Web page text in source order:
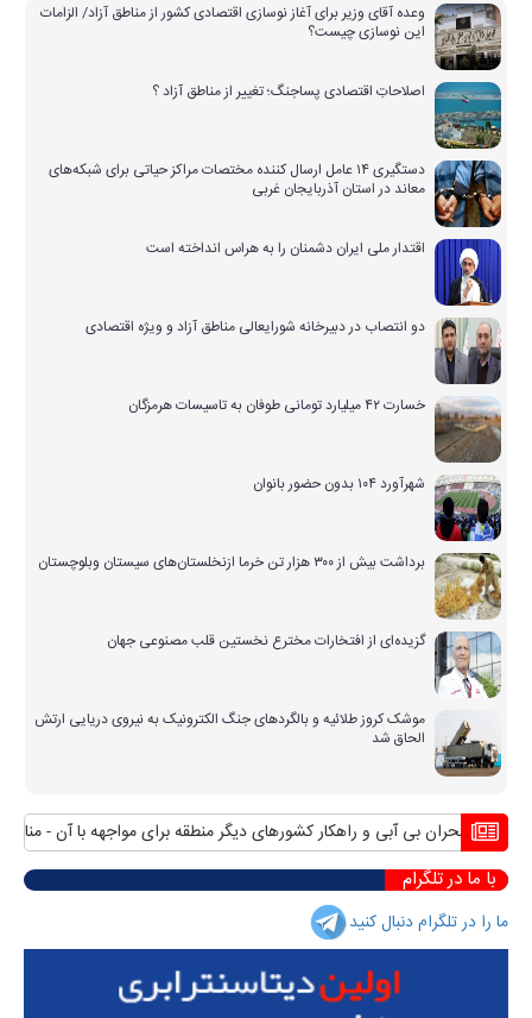
وعده آقای وزیر برای آغاز نوسازی اقتصادی کشور از مناطق آزاد/ الزامات
این نوسازی چیست؟
اصلاحاتِ اقتصادی پساجنگ؛ تغییر از مناطق آزاد ؟
دستگیری ۱۴ عامل ارسال کننده مختصات مراکز حیاتی برای شبکه‌های
معاند در استان آذربایجان غربی
اقتدار ملی ایران دشمنان را به هراس انداخته است
دو انتصاب در دبیرخانه شورایعالی مناطق آزاد و ویژه اقتصادی
خسارت ۴۲ میلیارد تومانی طوفان به تاسیسات هرمزگان
شهرآورد ۱۰۴ بدون حضور بانوان
برداشت بیش از ۳۰۰ هزار تن خرما ازنخلستان‌های سیستان وبلوچستان
گزیده‌ای از افتخارات مخترع نخستین قلب مصنوعی جهان
موشک کروز طلائیه و بالگردهای جنگ الکترونیک به نیروی دریایی ارتش
الحاق شد
بحران بی آبی و راهکار کشورهای دیگر منطقه برای مواجهه با آن منافع
با ما در تلگرام
ما را در تلگرام دنبال کنید